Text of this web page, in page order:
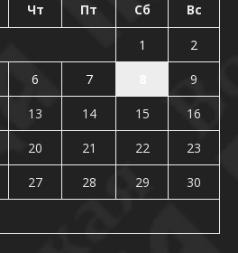
Чт Пт Сб Вс
1
2
6 7
9
13 14 15
16
20 21 22
23
27 28 29
30